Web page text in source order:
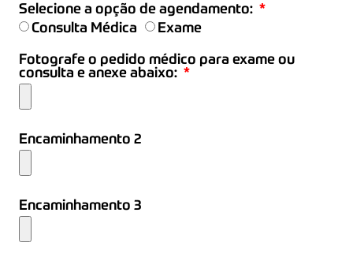
Selecione a opção de agendamento:
Consulta Médica
Exame
Fotografe o pedido médico para exame ou
consulta e anexe abaixo:
Encaminhamento 2
Encaminhamento 3